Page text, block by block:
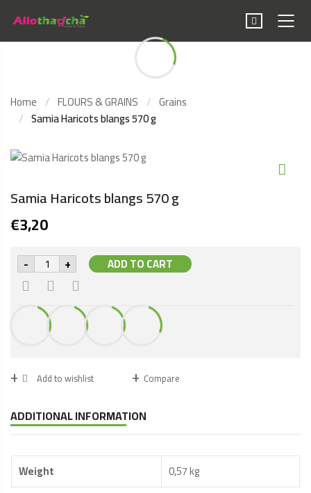
Samia Haricots blangs
Home FLOURS & GRAINS
Grains
Samia Haricots blangs 570 g
Samia Haricots blangs 570 g
€3,20
- Samia
Haricots
blangs
570
g
quantity
+ ADD TO CART
Add to wishlist Compare
ADDITIONAL INFORMATION
Weight 0,57 kg